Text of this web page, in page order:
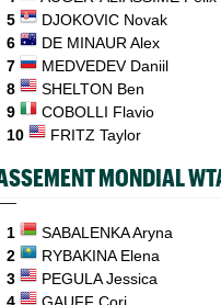
ATP - Cincinnati
Comme Carlos Alcaraz, Holger
Cincinnati
WTA - Toronto
Rybakina, Andreeva, Osaka,
WTA - Toronto
Jelena Ostapenko dénonce les
de menaces
5
DJOKOVIC Novak
6
DE MINAUR Alex
7
MEDVEDEV Daniil
8
SHELTON Ben
9
COBOLLI Flavio
10
FRITZ Taylor
MONDIAL
1 SABALENKA Aryna
2
RYBAKINA Elena
3
PEGULA Jessica